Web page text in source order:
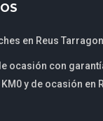
en Reus
ocasión con
y de ocasión en